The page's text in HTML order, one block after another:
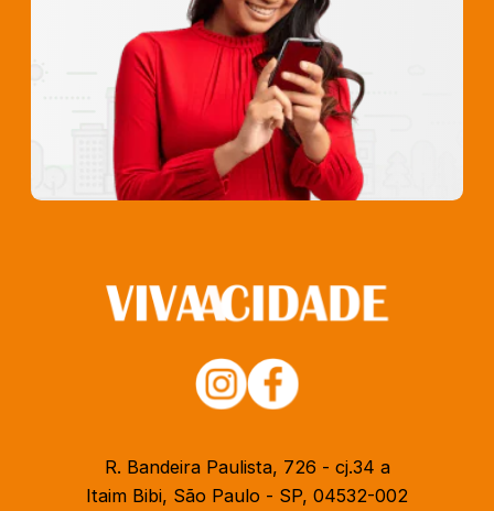
R. Bandeira Paulista, 726 - cj.34 a
Itaim Bibi, São Paulo - SP, 04532-002